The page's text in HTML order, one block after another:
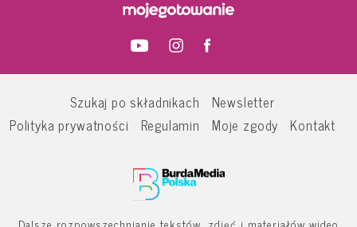
Szukaj po składnikach
Newsletter
Polityka prywatności
Regulamin Moje zgody Kontakt